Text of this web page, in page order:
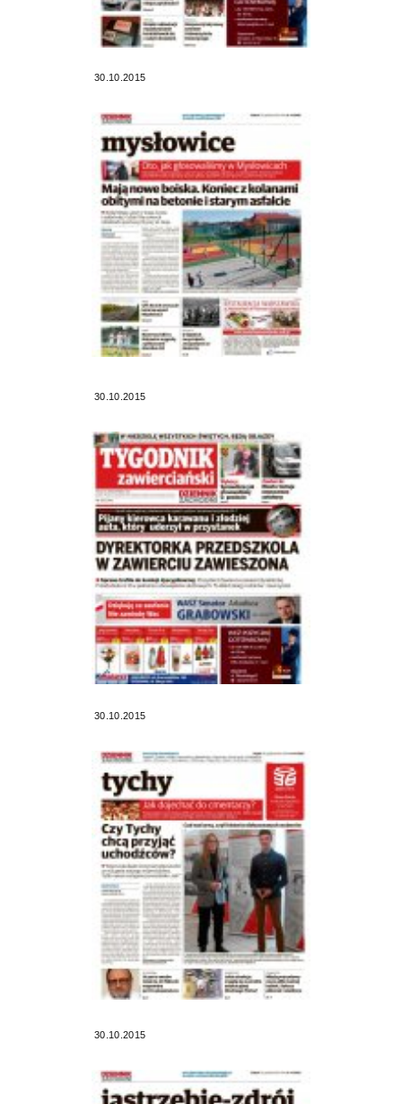
30.10.2015
30.10.2015
30.10.2015
30.10.2015